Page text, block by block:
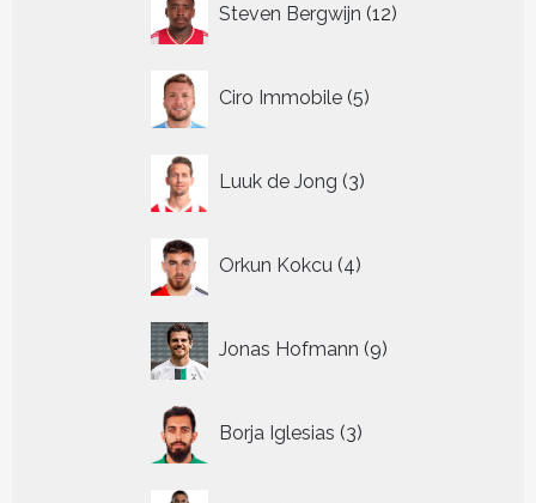
Steven Bergwijn 12
producten
Ciro Immobile 5
producten
Luuk de Jong 3
producten
Orkun Kokcu 4
producten
Jonas Hofmann 9
producten
Borja Iglesias 3
producten